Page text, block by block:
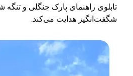
تابلوی راهنمای پارک جنگلی و
شگفت‌انگیز هدایت می‌کند.